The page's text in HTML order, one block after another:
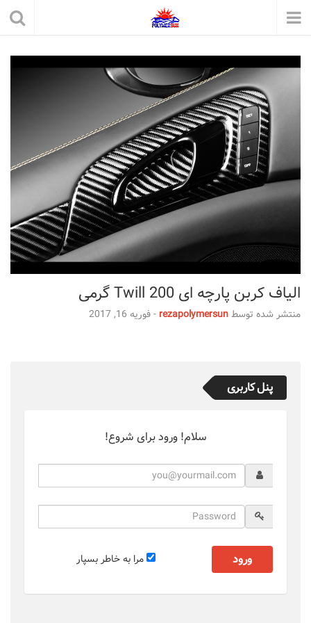
الیاف کربن پارچه ای Twill 200 گرمی
منتشر شده توسطrezapolymersun
-فوریه 16, 2017
پنل کاربری
سلام! ورود برای شروع!
مرا به خاطر بسپار ورود